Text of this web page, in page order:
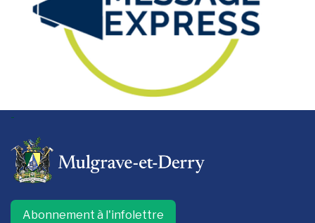
-
Abonnement à l'infolettre